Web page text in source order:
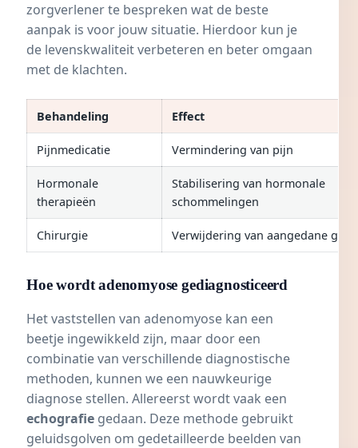
zorgverlener te bespreken wat de beste
aanpak is voor jouw situatie. Hierdoor kun je
de levenskwaliteit verbeteren en beter omgaan
met de klachten.
Behandeling Effect
Pijnmedicatie Vermindering van pijn
Hormonale
therapieën
Stabilisering van hormonale
schommelingen
Chirurgie Verwijdering van aangedane
Hoe wordt adenomyose gediagnosticeerd
Het vaststellen van adenomyose kan een
beetje ingewikkeld zijn, maar door een
combinatie van verschillende diagnostische
methoden, kunnen we een nauwkeurige
diagnose stellen. Allereerst wordt vaak een
echografie gedaan. Deze methode gebruikt
geluidsgolven om gedetailleerde beelden van